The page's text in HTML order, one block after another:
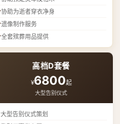
协助为逝者穿衣净身
遗像制作服务
全套殡葬用品提供
高档D套餐
¥6800起
大型告别仪式
大型告别仪式策划